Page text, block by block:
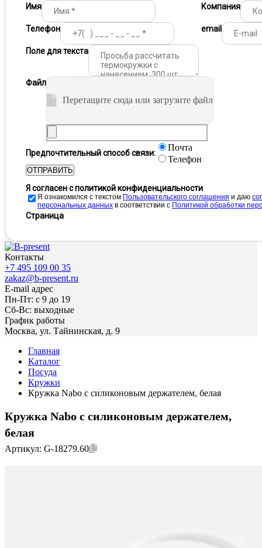
Имя Компания
Телефон email
Поле для текста
Файл
Перетащите сюда или загрузите файл
Предпочтительный способ связи:
Почта
Телефон
ОТПРАВИТЬ
Я согласен с политикой конфиденциальности
Я ознакомился с текстом Пользовательского соглашения и даю
персональных данных в соответствии с Политикой обработки
Страница
Контакты
+7 495 109 00 35
zakaz@b-present.ru
E-mail адрес
Пн-Пт: с 9 до 19
Сб-Вс: выходные
График работы
Москва, ул. Тайнинская, д. 9
Главная
Каталог
Посуда
Кружки
Кружка Nabo с силиконовым держателем, белая
Кружка Nabo с силиконовым держателем,
белая
Артикул: G-18279.60